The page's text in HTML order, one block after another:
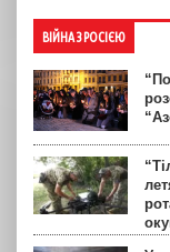
ВІЙНА З РОСІЄЮ